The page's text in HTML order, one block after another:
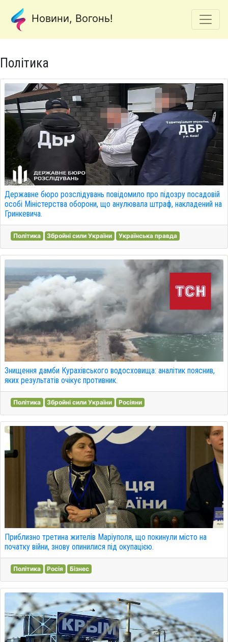
Новини, Вогонь!
Політика
Державне бюро розслідувань повідомило про підозру посадовій
особі Міністерства оборони, що анулювала штраф, накладений на
Гринкевича.
Політика Збройні сили України Українська правда
Знищення дамби Курахівського водосховища: аналітик пояснив,
яких результатів очікує противник.
Політика Збройні сили України Росіяни
Приблизно третина жителів Маріуполя, що покинули місто на
початку війни, знову опинилися під окупацією.
Політика Росія Бізнес